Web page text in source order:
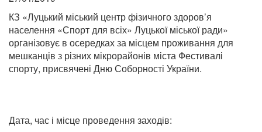
КЗ «Луцький міський центр фізичного здоров’я
населення «Спорт для всіх» Луцької міської ради»
організовує в осередках за місцем проживання для
мешканців з різних мікрорайонів міста Фестивалі
спорту, присвячені Дню Соборності України.
Дата, час і місце проведення заходів: